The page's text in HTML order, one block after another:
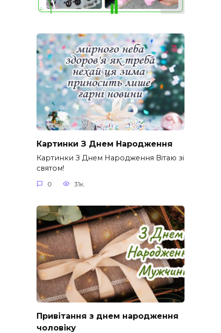
Картинки З Днем Народження
Картинки З Днем Народження Вітаю зі
святом!
0 31к.
Привітання з днем народження
чоловіку